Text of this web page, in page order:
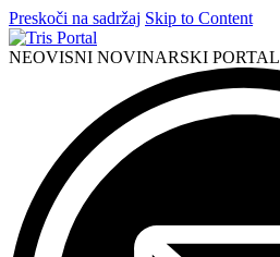
Preskoči na sadržaj Skip to Content
NEOVISNI NOVINARSKI PORTAL